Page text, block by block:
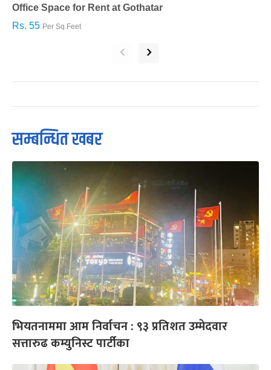
Office Space for Rent at Gothatar
Rs. 55 Per Sq.Feet
‹ ›
सम्बन्धित खबर
भियतनाममा आम निर्वाचन : ९३ प्रतिशत उम्मेदवार
सत्तारुढ कम्युनिस्ट पार्टीका